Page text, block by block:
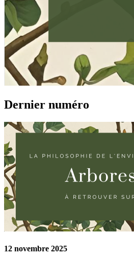
Dernier numéro
12 novembre 2025